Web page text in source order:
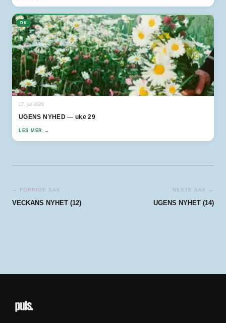
DK
17. juli 2026
UGENS NYHED — uke 29
LES MER →
← FORRIGE SAK
VECKANS NYHET (12)
NESTE SAK →
UGENS NYHET (14)